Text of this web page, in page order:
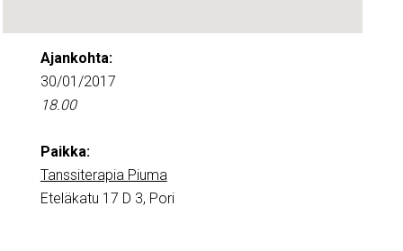
Ajankohta:
30/01/2017
18.00
Paikka:
Tanssiterapia Piuma
Eteläkatu 17 D 3, Pori